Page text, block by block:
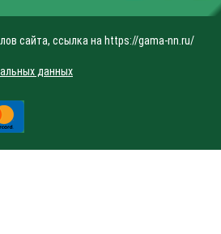
сайта, ссылка на https://gama-nn.ru/
данных